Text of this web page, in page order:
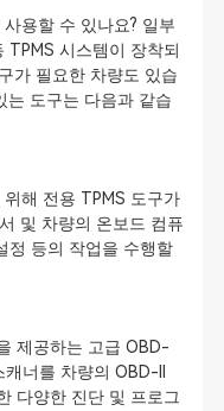
용할 수 있나요? 일부
TPMS 시스템이 장착되
가 필요한 차량도 있습
는 도구는 다음과 같습
해 전용 TPMS 도구가
및 차량의 온보드 컴퓨
정 등의 작업을 수행할
제공하는 고급 OBD-
너를 차량의 OBD-II
다양한 진단 및 프로그